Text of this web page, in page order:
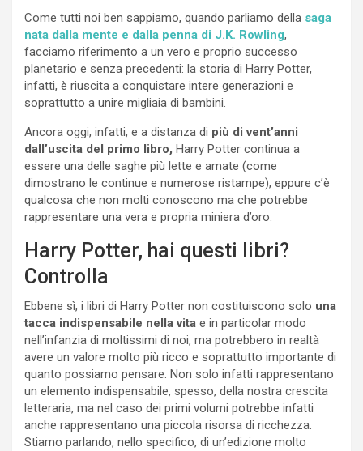
Come tutti noi ben sappiamo, quando parliamo della saga
nata dalla mente e dalla penna di J.K. Rowling,
facciamo riferimento a un vero e proprio successo
planetario e senza precedenti: la storia di Harry Potter,
infatti, è riuscita a conquistare intere generazioni e
soprattutto a unire migliaia di bambini.
Ancora oggi, infatti, e a distanza di più di vent’anni
dall’uscita del primo libro, Harry Potter continua a
essere una delle saghe più lette e amate (come
dimostrano le continue e numerose ristampe), eppure c’è
qualcosa che non molti conoscono ma che potrebbe
rappresentare una vera e propria miniera d’oro.
Harry Potter, hai questi libri?
Controlla
Ebbene sì, i libri di Harry Potter non costituiscono solo una
tacca indispensabile nella vita e in particolar modo
nell’infanzia di moltissimi di noi, ma potrebbero in realtà
avere un valore molto più ricco e soprattutto importante di
quanto possiamo pensare. Non solo infatti rappresentano
un elemento indispensabile, spesso, della nostra crescita
letteraria, ma nel caso dei primi volumi potrebbe infatti
anche rappresentano una piccola risorsa di ricchezza.
Stiamo parlando, nello specifico, di un’edizione molto